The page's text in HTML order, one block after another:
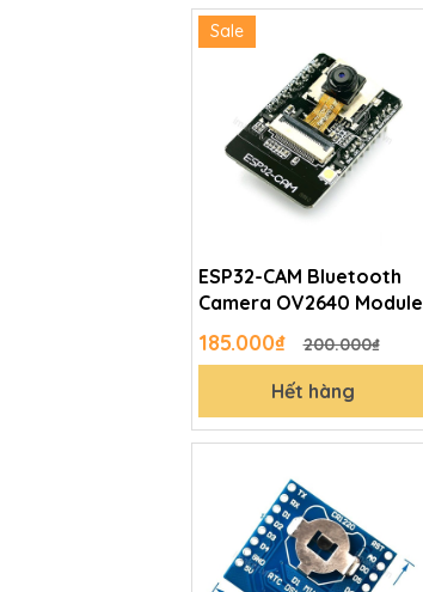
Sale
ESP32-CAM Bluetooth
Camera OV2640 Module
185.000₫ 200.000₫
Hết hàng